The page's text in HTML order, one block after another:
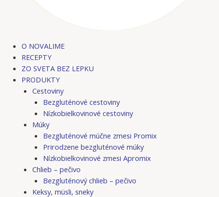
O NOVALIME
RECEPTY
ZO SVETA BEZ LEPKU
PRODUKTY
Cestoviny
Bezgluténové cestoviny
Nízkobielkovinové cestoviny
Múky
Bezgluténové múčne zmesi Promix
Prirodzene bezgluténové múky
Nízkobielkovinové zmesi Apromix
Chlieb – pečivo
Bezgluténový chlieb – pečivo
Keksy, müsli, sneky